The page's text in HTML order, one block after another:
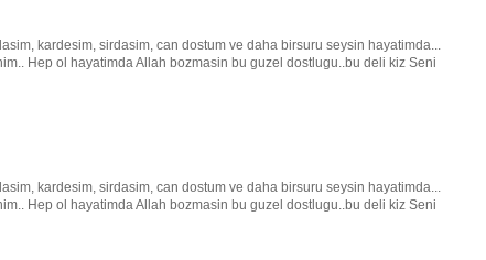
kardesim, sirdasim, can dostum ve daha birsuru seysin hayatimda...
Hep ol hayatimda Allah bozmasin bu guzel dostlugu..bu deli kiz Seni
kardesim, sirdasim, can dostum ve daha birsuru seysin hayatimda...
Hep ol hayatimda Allah bozmasin bu guzel dostlugu..bu deli kiz Seni